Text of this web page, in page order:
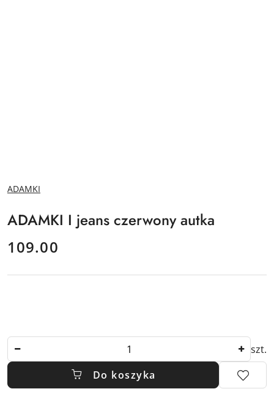
NAZWA
PRODUCENTA:
ADAMKI
ADAMKI I jeans czerwony autka
cena:
109.00
szt.
Do koszyka